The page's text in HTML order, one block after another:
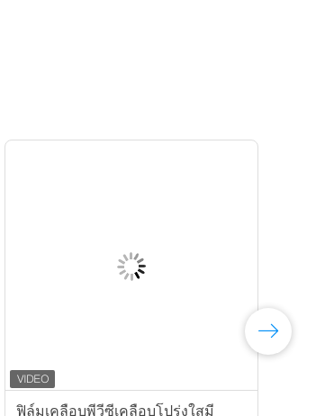
ฟิล์มเคลือบพีวีซีเคลือบโปร่งใสมี